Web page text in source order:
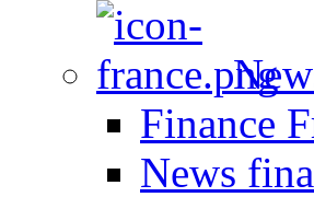
Finance
News